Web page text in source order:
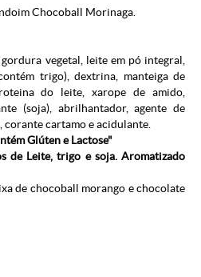
Chocoball Morinaga.
vegetal, leite em pó integral,
trigo), dextrina, manteiga de
do leite, xarope de amido,
(soja), abrilhantador, agente de
cartamo e acidulante.
Glúten e Lactose"
de Leite, trigo e soja. Aromatizado
de chocoball morango e chocolate